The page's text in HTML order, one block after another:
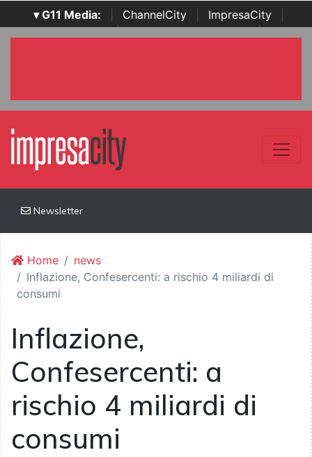
▾ G11 Media: ChannelCity ImpresaCity
SecurityOpenLab | Italian Channel Awards | Italian
Newsletter
Home
news
Inflazione, Confesercenti: a rischio 4 miliardi di
consumi
Inflazione,
Confesercenti: a
rischio 4 miliardi di
consumi